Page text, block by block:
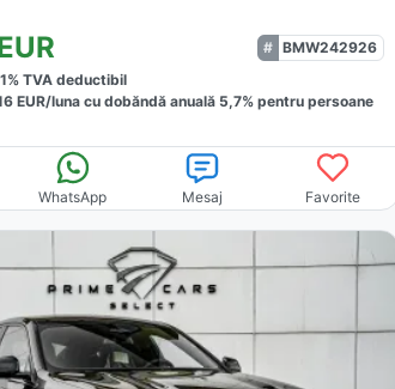
BMW242926
% TVA deductibil
EUR/luna cu dobăndă anuală 5,7% pentru persoane
WhatsApp Mesaj Favorite